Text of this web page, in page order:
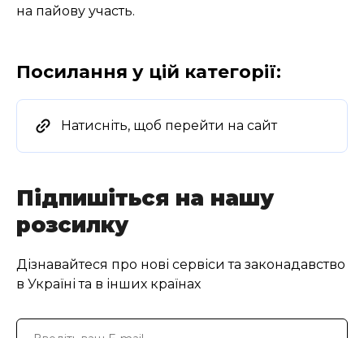
на пайову участь.
Посилання у цій категорії:
Натисніть, щоб перейти на сайт
Підпишіться на нашу
розсилку
Дізнавайтеся про нові сервіси та законадавство
в Україні та в інших країнах